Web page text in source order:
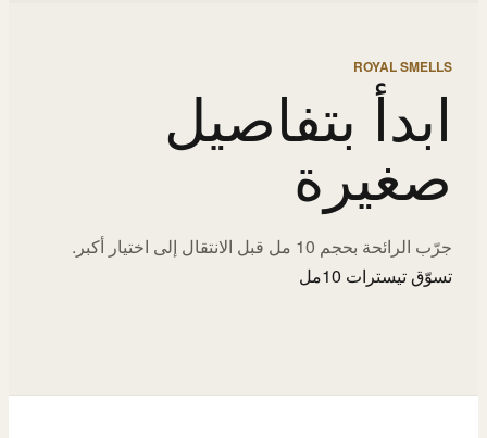
ROYAL SMELLS
ابدأ بتفاصيل
صغيرة
جرّب الرائحة بحجم 10 مل قبل الانتقال إلى اختيار أكبر.
تسوّق تيسترات 10مل